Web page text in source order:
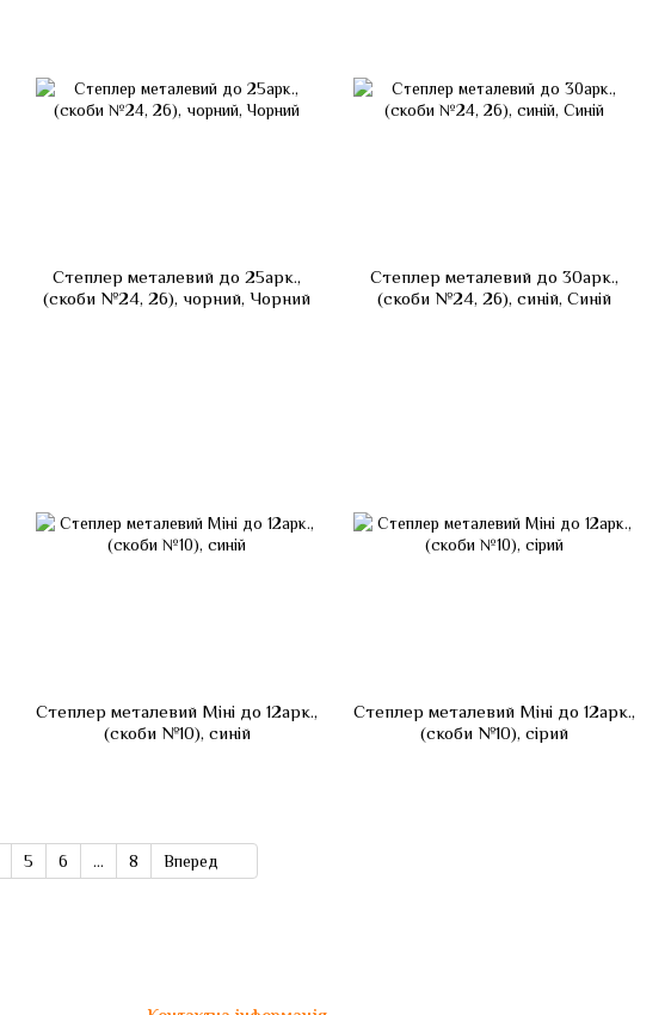
Степлер металевий до 25арк.,
(скоби №24, 26), чорний, Чорний
Степлер металевий до 30арк.,
(скоби №24, 26), синій, Синій
Степлер металевий Міні до 12арк.,
(скоби №10), синій
Степлер металевий Міні до 12арк.,
(скоби №10), сірий
5 6 ... 8 Вперед